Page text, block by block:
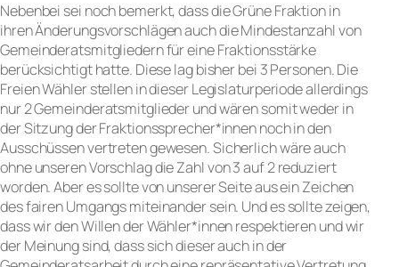
Nebenbei sei noch bemerkt, dass die Grüne Fraktion in
ihren Änderungsvorschlägen auch die Mindestanzahl von
Gemeinderatsmitgliedern für eine Fraktionsstärke
berücksichtigt hatte. Diese lag bisher bei 3 Personen. Die
Freien Wähler stellen in dieser Legislaturperiode allerdings
nur 2 Gemeinderatsmitglieder und wären somit weder in
der Sitzung der Fraktionssprecher*innen noch in den
Ausschüssen vertreten gewesen. Sicherlich wäre auch
ohne unseren Vorschlag die Zahl von 3 auf 2 reduziert
worden. Aber es sollte von unserer Seite aus ein Zeichen
des fairen Umgangs miteinander sein. Und es sollte zeigen,
dass wir den Willen der Wähler*innen respektieren und wir
der Meinung sind, dass sich dieser auch in der